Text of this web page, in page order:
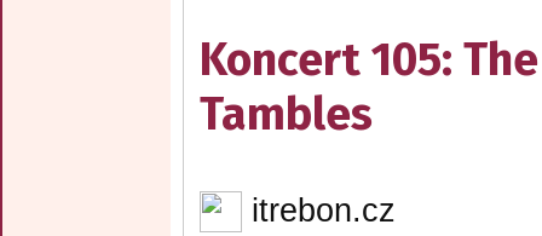
Koncert 105: The
Tambles
itrebon.cz